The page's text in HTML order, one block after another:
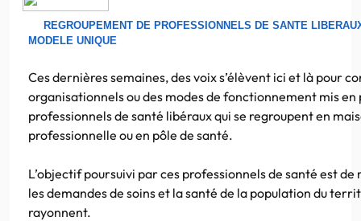
REGROUPEMENT DE PROFESSIONNELS DE SANTE
MODELE UNIQUE
Ces dernières semaines, des voix s’élèvent ici et là pour
organisationnels ou des modes de fonctionnement mis en
professionnels de santé libéraux qui se regroupent en
professionnelle ou en pôle de santé.
L’objectif poursuivi par ces professionnels de santé est
les demandes de soins et la santé de la population du
rayonnent.